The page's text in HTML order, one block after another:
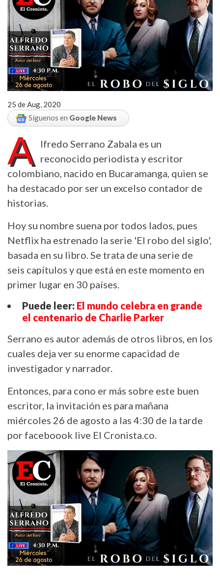
25 de Aug, 2020
Síguenos en Google News
A
lfredo Serrano Zabala es un
reconocido periodista y escritor
colombiano, nacido en Bucaramanga, quien se
ha destacado por ser un excelso contador de
historias.
Hoy su nombre suena por todos lados, pues
Netflix ha estrenado la serie 'El robo del siglo',
basada en su libro. Se trata de una serie de
seis capítulos y que está en este momento en
primer lugar en 30 países.
Puede leer: El mundo celebra en grande
el centenario de Charlie Parker
Serrano es autor además de otros libros, en los
cuales deja ver su enorme capacidad de
investigador y narrador.
Entonces, para cono er más sobre este buen
escritor, la invitación es para mañana
miércoles 26 de agosto a las 4:30 de la tarde
por faceboook live El Cronista.co.